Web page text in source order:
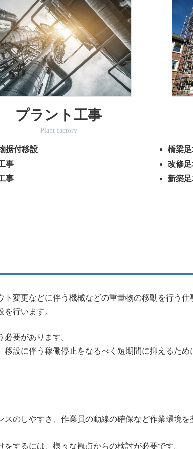
プラント工事
Plant factory
据付移設
事
事
橋梁
改修
新築
変更などに伴う機械などの重量物の移動を行う仕
行います。
要があります。
設に伴う稼働停止をなるべく短期間に抑えるた
のしやすさ、作業員の動線の確保など作業環境
するには、様々な観点からの検討が必要です。